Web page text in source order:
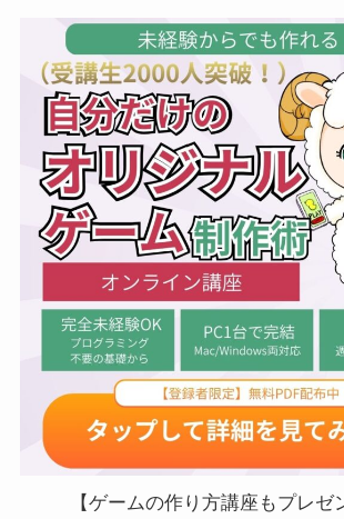
【ゲームの作り方講座もプレゼ